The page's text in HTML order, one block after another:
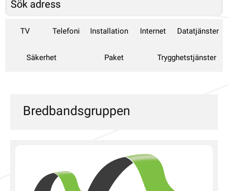
TV Telefoni Installation Internet Datatjänster
Säkerhet Paket Trygghetstjänster
Bredbandsgruppen